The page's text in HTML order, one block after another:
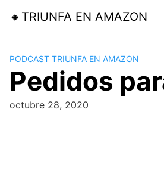
content
🔸TRIUNFA EN AMAZON
PODCAST TRIUNFA EN AMAZON
Pedidos
octubre 28, 2020